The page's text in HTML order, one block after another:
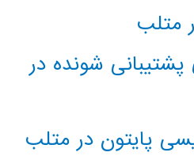
متلب
شونده در
پایتون در متلب